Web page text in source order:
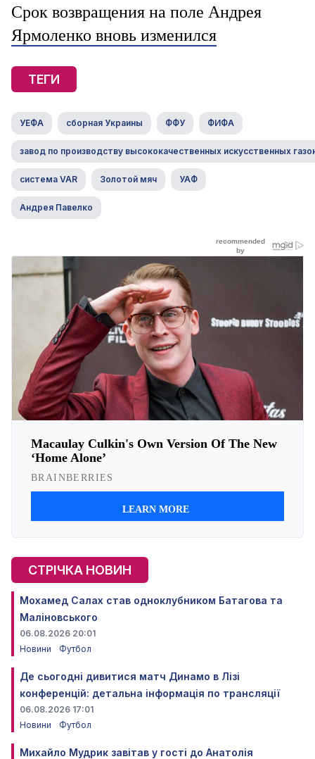
Срок возвращения на поле Андрея
Ярмоленко вновь изменился
ТЕГИ
УЕФА сборная Украины ФФУ ФИФА
завод по производству высококачественных искусственных
система VAR Золотой мяч УАФ
Андрея Павелко
СТРІЧКА НОВИН
Мохамед Салах став одноклубником Батагова та
Маліновського
06.08.2026 20:01
Новини
Футбол
Де сьогодні дивитися матч Динамо в Лізі
конференцій: детальна інформація по трансляції
06.08.2026 17:01
Новини
Футбол
Михайло Мудрик завітав у гості до Анатолія